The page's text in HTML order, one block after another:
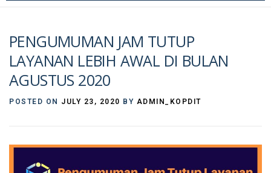
PENGUMUMAN JAM TUTUP
LAYANAN LEBIH AWAL DI BULAN
AGUSTUS 2020
POSTED ON JULY 23, 2020 BY ADMIN_KOPDIT